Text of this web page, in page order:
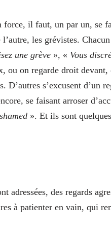
force, il faut, un par un, se
les grévistes.
une grève », « Vous
ou on regarde droit
D’autres s’excusent
se faisant arroser
». Et ils sont
adressées, des regards
à patienter en vain, qui